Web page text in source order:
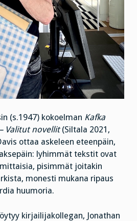
(s.1947) kokoelman Kafka
Valitut novellit(Siltala 2021,
ottaa askeleen eteenpäin,
lyhimmät tekstit ovat
pisimmät joitakin
monesti mukana ripaus
huumoria.
kirjailijakollegan, Jonathan